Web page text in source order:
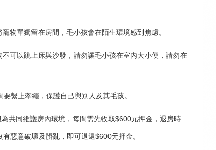
物單獨留在房間，毛小孩會在陌生環境感到焦慮。
可以跳上床與沙發，請勿讓毛小孩在室內大小便，請勿在
繫上牽繩，保護自己與別人及其毛孩。
共同維護房內環境，每間需先收取$600元押金，退房時
惡意破壞及髒亂，即可退還$600元押金。